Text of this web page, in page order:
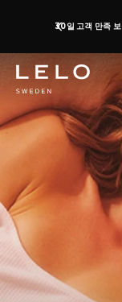
콘
텐
로
건
기
30일 고객 만족